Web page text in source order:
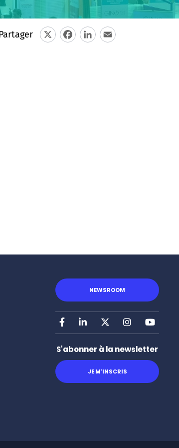
NEWSROOM
Facebook
LinkedIn
X Instagram
S'abonner à la newsletter
JE M'INSCRIS